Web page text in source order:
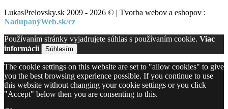
LukasPrelovsky.sk 2009 - 2026 © | Tvorba webov a eshopov :
NadupanýWeb.sk/cz
Používaním stránky vyjadrujete súhlas s používaním cookie. Viac
informácií
Súhlasím
The cookie settings on this website are set to "allow cookies" to give
you the best browsing experience possible. If you continue to use
this website without changing your cookie settings or you click
"Accept" below then you are consenting to this.